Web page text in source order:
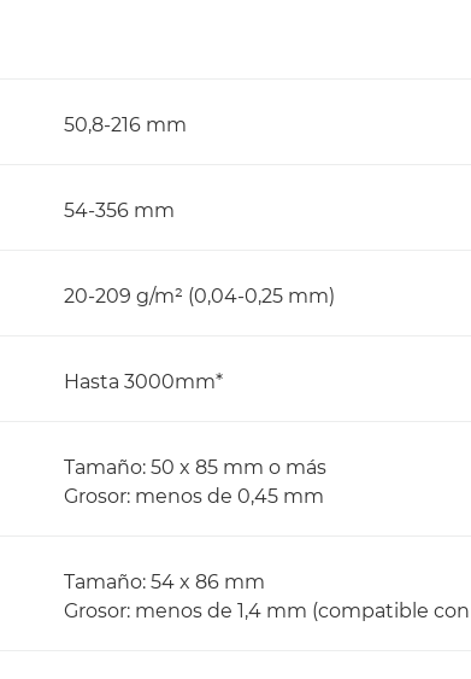
50,8-216 mm
54-356 mm
20-209 g/m² (0,04-0,25 mm)
Hasta 3000mm*
Tamaño: 50 x 85 mm o más
Grosor: menos de 0,45 mm
Tamaño: 54 x 86 mm
Grosor: menos de 1,4 mm (compatible